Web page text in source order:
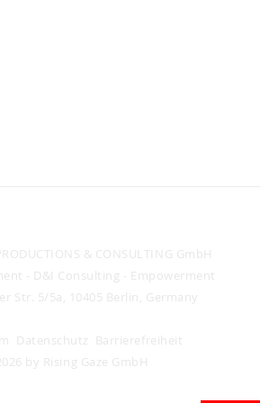
& CONSULTING GmbH
-
D&I Consulting - Empowerment
Str. 5/5a, 10405 Berlin, Germany
Datenschutz
Barrierefreiheit
by Rising Gaze GmbH